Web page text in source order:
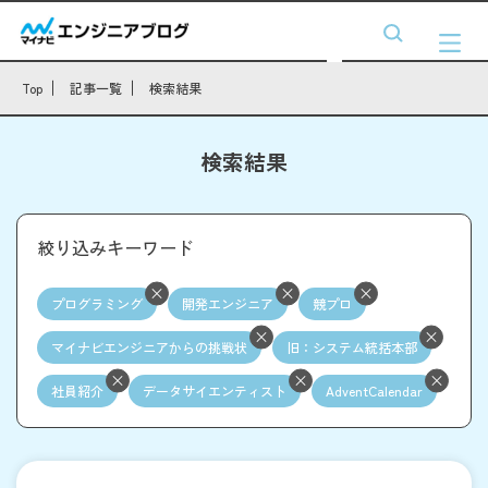
Top 記事一覧 検索結果
検索結果
絞り込みキーワード
プログラミング 開発エンジニア 競プロ
マイナビエンジニアからの挑戦状 旧：システム統括本部
社員紹介 データサイエンティスト AdventCalendar